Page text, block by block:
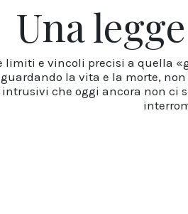
Una
limiti e vincoli precisi a quella
la vita e la morte,
che oggi ancora non ci